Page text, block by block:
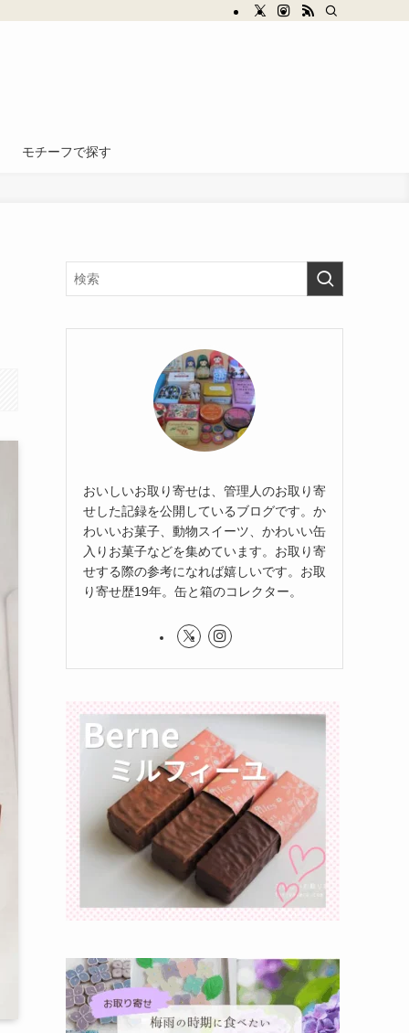
モチーフで探す
おいしいお取り寄せは、管理人のお取り寄
せした記録を公開しているブログです。か
わいいお菓子、動物スイーツ、かわいい缶
入りお菓子などを集めています。お取り寄
せする際の参考になれば嬉しいです。お取
り寄せ歴19年。缶と箱のコレクター。